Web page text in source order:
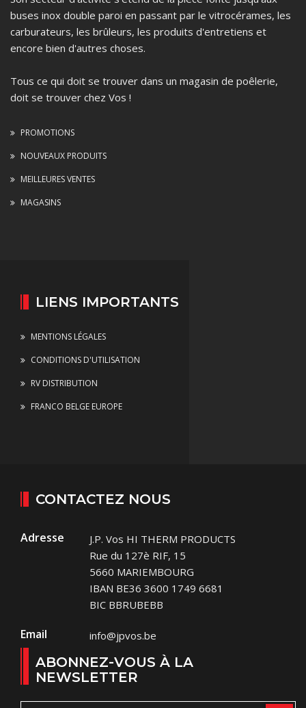
buses inox double paroi en passant par le vitrocérames, les
carburateurs, les brûleurs, les produits d'entretiens et
encore bien d'autres choses.
Tous ce qui doit se trouver dans un magasin de poêlerie,
doit se trouver chez Vos !
PROMOTIONS
NOUVEAUX PRODUITS
MEILLEURES VENTES
MAGASINS
LIENS IMPORTANTS
MENTIONS LÉGALES
CONDITIONS D'UTILISATION
RV DISTRIBUTION
FRANCO BELGE EUROPE
CONTACTEZ NOUS
Adresse
J.P. Vos HI THERM PRODUCTS
Rue du 127è RIF, 15
5660 MARIEMBOURG
IBAN BE36 3600 1749 6681
BIC BBRUBEBB
Email info@jpvos.be
ABONNEZ-VOUS À LA
NEWSLETTER